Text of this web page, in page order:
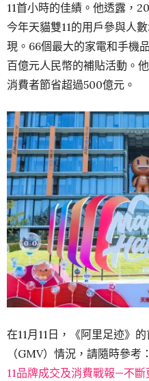
11首小時的佳績。他透露，
今年天貓雙11的用戶參與人
現。66個最大的家電和手機
百億元人民幣的補貼活動。
消費者節省超過500億元。
在11月11日，《阿里足迹》
（GMV）情況，請隨時參考：
11品牌成交及消費戰報—不斷